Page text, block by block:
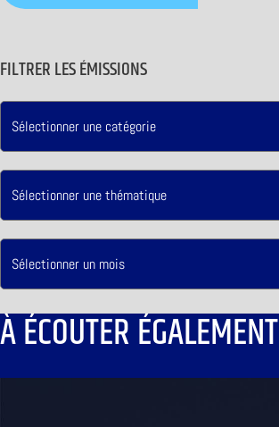
FILTRER LES ÉMISSIONS
À ÉCOUTER ÉGALEMENT